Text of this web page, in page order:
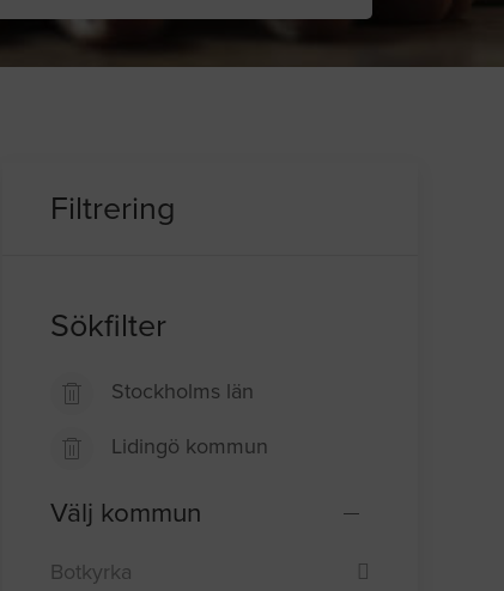
Filtrering
Sökfilter
Stockholms län
Lidingö kommun
Välj kommun
Botkyrka